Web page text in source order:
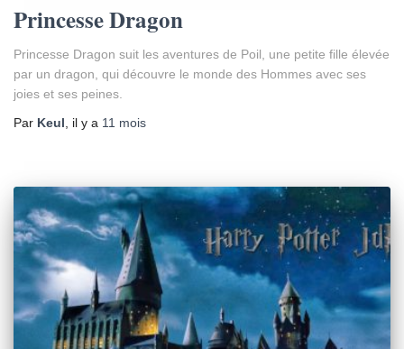
Princesse Dragon
Princesse Dragon suit les aventures de Poil, une petite fille élevée
par un dragon, qui découvre le monde des Hommes avec ses
joies et ses peines.
Par Keul , il y a 11 mois